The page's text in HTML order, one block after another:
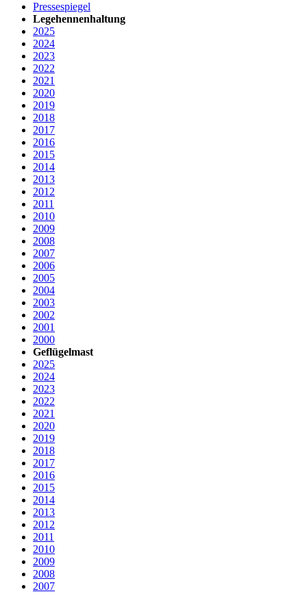
Pressespiegel
Legehennenhaltung
2025
2024
2023
2022
2021
2020
2019
2018
2017
2016
2015
2014
2013
2012
2011
2010
2009
2008
2007
2006
2005
2004
2003
2002
2001
2000
Geflügelmast
2025
2024
2023
2022
2021
2020
2019
2018
2017
2016
2015
2014
2013
2012
2011
2010
2009
2008
2007